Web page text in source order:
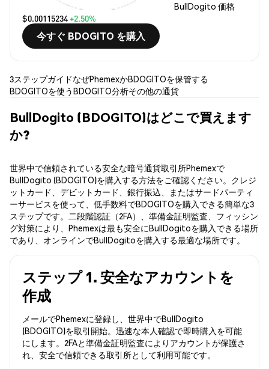
BullDogito 価格
$0.00115234+2.50%
今すぐ BDOGITO を購入
3ステップガイドなぜPhemexかBDOGITOを保管する
BDOGITOを使うBDOGITO分析その他の通貨
BullDogito (BDOGITO)はどこで買えます
か?
世界中で信頼されている安全な暗号通貨取引所Phemexで
BullDogito (BDOGITO)を購入する方法をご確認ください。クレジ
ットカード、デビットカード、銀行振込、またはサードパーティ
ーサービスを使って、低手数料でBDOGITOを購入できる簡単な3
ステップです。二段階認証（2FA）、準備金証明監査、フィッシン
グ対策により、Phemexは最も安全にBullDogitoを購入できる場所
であり、オンラインでBullDogitoを購入する最適な場所です。
ステップ 1. 安全なアカウントを
作成
メールでPhemexに登録し、世界中でBullDogito
(BDOGITO)を取引開始。迅速な本人確認で即時購入を可能
にします。2FAと準備金証明監査によりアカウントが保護さ
れ、安全で信頼できる取引所として利用可能です。